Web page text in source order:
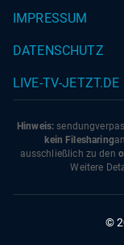
IMPRESSUM
DATENSCHUTZ
LIVE-TV-JETZT.DE
Hinweis:
kein Filesharing
ausschließlich zu den
Weitere
©